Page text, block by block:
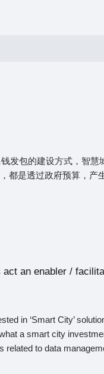
发包的建设方式，智慧
都是透过政府预算，产
an enabler /
in ‘Smart City’
a smart city
to data